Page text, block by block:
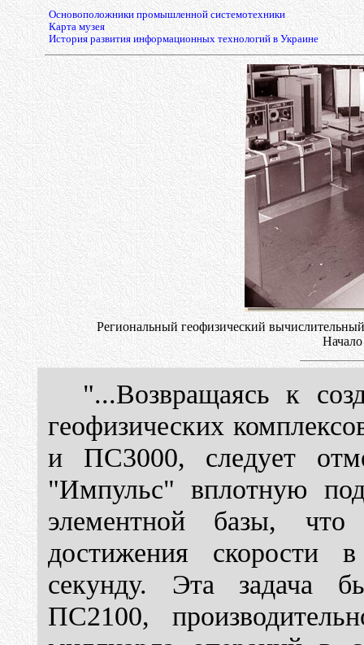
Основоположники промышленной системотехники
Карта музея
История развития информационных технологий в Украине
Региональный геофизический
"...Возвращаясь к
геофизических
и ПС3000, следует
"Импульс" вплотную
элементной базы, что
достижения скорости
секунду. Эта задача
ПС2100,